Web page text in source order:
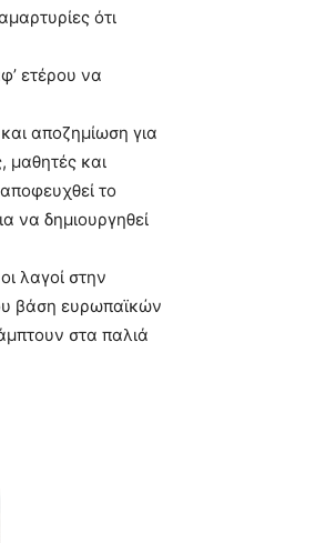
ότι
ετέρου να
αποζημίωση για
μαθητές και
το
να δημιουργηθεί
λαγοί στην
βάση ευρωπαϊκών
στα παλιά